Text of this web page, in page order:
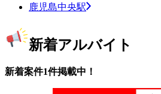
鹿児島中央駅
新着アルバイト
新着案件1件掲載中！